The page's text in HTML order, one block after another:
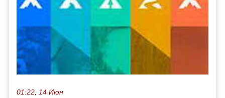
01:22, 14 Июн